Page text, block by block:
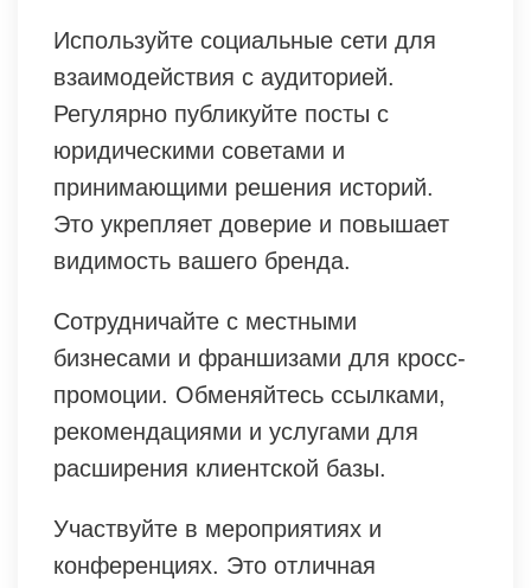
Используйте социальные сети для
взаимодействия с аудиторией.
Регулярно публикуйте посты с
юридическими советами и
принимающими решения историй.
Это укрепляет доверие и повышает
видимость вашего бренда.
Сотрудничайте с местными
бизнесами и франшизами для кросс-
промоции. Обменяйтесь ссылками,
рекомендациями и услугами для
расширения клиентской базы.
Участвуйте в мероприятиях и
конференциях. Это отличная